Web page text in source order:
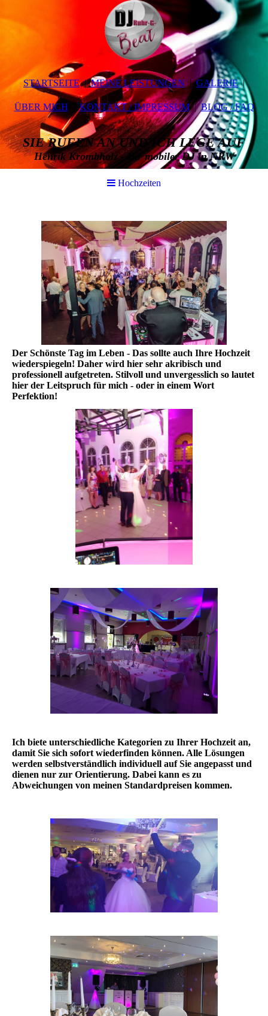
STARTSEITE MEINE LEISTUNGEN GALERIE
ÜBER MICH KONTAKT / IMPRESSUM BLOG / FAQ
SIE RUFEN AN UND ICH LEGE AUF
Henrik Krombholz - Ihr mobiler DJ in NRW
Hochzeiten
Der Schönste Tag im Leben - Das sollte auch Ihre Hochzeit
wiederspiegeln! Daher wird hier sehr akribisch und
professionell aufgetreten. Stilvoll und unvergesslich so lautet
hier der Leitspruch für mich - oder in einem Wort
Perfektion!
Ich biete unterschiedliche Kategorien zu Ihrer Hochzeit an,
damit Sie sich sofort wiederfinden können. Alle Lösungen
werden selbstverständlich individuell auf Sie angepasst und
dienen nur zur Orientierung. Dabei kann es zu
Abweichungen von meinen Standardpreisen kommen.